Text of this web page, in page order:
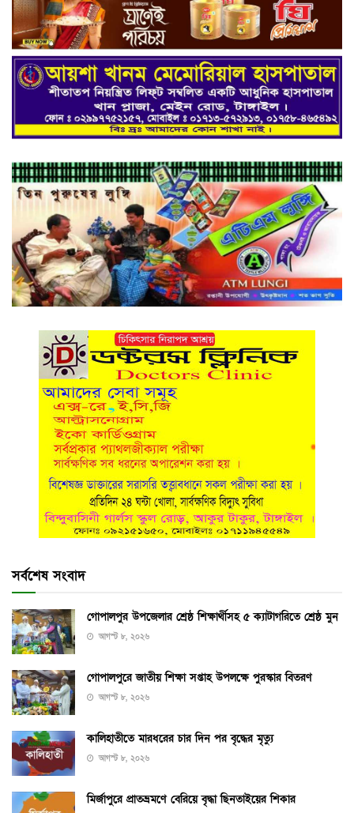
সর্বশেষ সংবাদ
গোপালপুর উপজেলার শ্রেষ্ঠ শিক্ষার্থীসহ ৫ ক্যাটাগরিতে শ্রেষ্ঠ মুন
আগস্ট ৮, ২০২৬
গোপালপুরে জাতীয় শিক্ষা সপ্তাহ উপলক্ষে পুরস্কার বিতরণ
আগস্ট ৮, ২০২৬
কালিহাতীতে মারধরের চার দিন পর বৃদ্ধের মৃত্যু
আগস্ট ৮, ২০২৬
মির্জাপুরে প্রাতভ্রমণে বেরিয়ে বৃদ্ধা ছিনতাইয়ের শিকার